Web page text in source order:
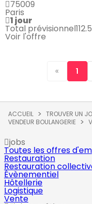
75009
Paris
1 jour
Total prévisionnel
Voir l'offre
« 1
ACCUEIL TROUVER UN
VENDEUR BOULANGERIE
jobs
Toutes les offres
Restauration
Restauration
Évènementiel
Hôtellerie
Logistique
Vente